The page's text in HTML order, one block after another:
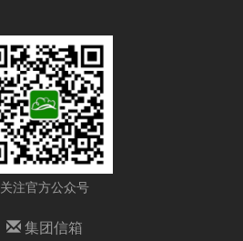
关注官方公众号
集团信箱